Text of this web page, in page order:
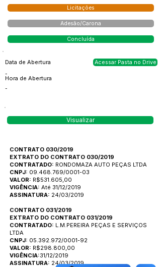
Licitações
Adesão/Carona
Concluída
Data de Abertura
-
Hora de Abertura
-
Acessar Pasta no Drive
Visualizar
CONTRATO 030/2019
EXTRATO DO CONTRATO 030/2019
CONTRATADO: RONDOMAZA AUTO PEÇAS LTDA
CNPJ: 09.468.769/0001-03
VALOR: R$531.605,00
VIGÊNCIA: Até 31/12/2019
ASSINATURA: 24/03/2019
CONTRATO 031/2019
EXTRATO DO CONTRATO 031/2019
CONTRATADO: L.M.PEREIRA PEÇAS E SERVIÇOS
LTDA
CNPJ: 05.392.972/0001-92
VALOR: R$298.800,00
VIGÊNCIA:31/12/2019
ASSINATURA: 24/03/2019